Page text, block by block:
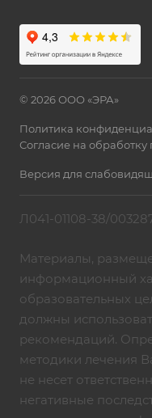
© 2026 ООО «ЭРА»
Политика
Согласие на
Версия для
Л041-01108-38/
Материалы,
информационный
образовательных
должны
рекомендаций.
методики лечения
не несет
негативные